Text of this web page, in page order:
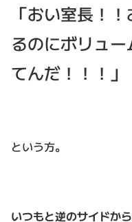
「おい室長！
るのにボリュ
てんだ！！！」
という方。
いつもと逆のサイドか